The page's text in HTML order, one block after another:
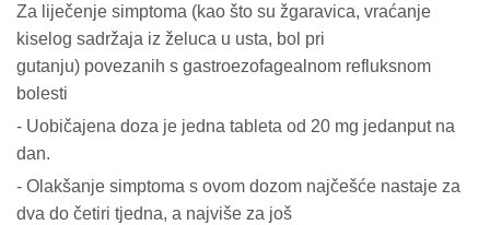
Za liječenje simptoma (kao što su žgaravica, vraćanje
kiselog sadržaja iz želuca u usta, bol pri
gutanju) povezanih s gastroezofagealnom refluksnom
bolesti
- Uobičajena doza je jedna tableta od 20 mg jedanput na
dan.
- Olakšanje simptoma s ovom dozom najčešće nastaje za
dva do četiri tjedna, a najviše za još